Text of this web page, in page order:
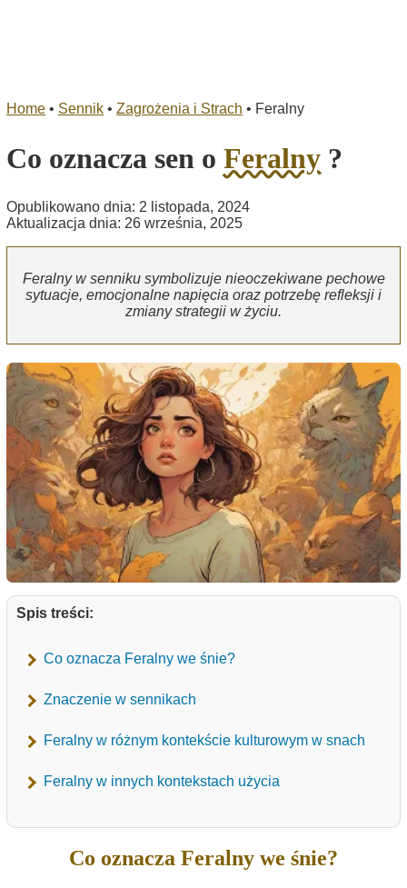
Home • Sennik • Zagrożenia i Strach • Feralny
Co oznacza sen o Feralny ?
Opublikowano dnia: 2 listopada, 2024
Aktualizacja dnia: 26 września, 2025
Feralny w senniku symbolizuje nieoczekiwane pechowe
sytuacje, emocjonalne napięcia oraz potrzebę refleksji i
zmiany strategii w życiu.
Spis treści:
Co oznacza Feralny we śnie?
Znaczenie w sennikach
Feralny w różnym kontekście kulturowym w snach
Feralny w innych kontekstach użycia
Co oznacza Feralny we śnie?